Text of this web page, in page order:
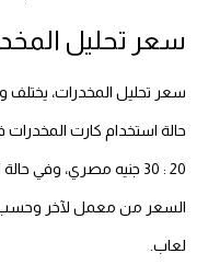
سعر تحليل
سعر تحليل المخدرات، يختلف
حالة استخدام كارت
20 : 30 جنيه مصري، وفي
السعر من معمل لآخر وحسب
لعاب.